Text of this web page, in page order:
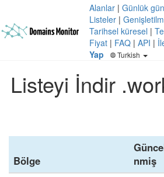
Alanlar | Günlük
Listeler |
Tarihsel küresel |
Fiyat | FAQ | API |
Yap
Turkish
Listeyi İndir
Bölge
nmiş